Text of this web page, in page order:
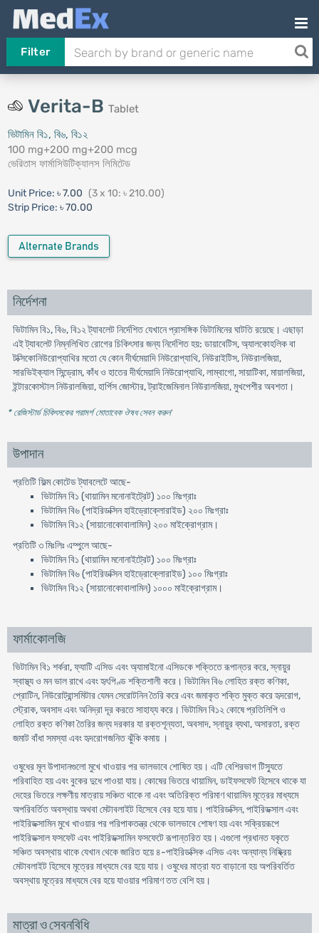
Filter
Verita-B Tablet
ভিটামিন বি১, বি৬, বি১২
100 mg+200 mg+200 mcg
ভেরিতাস ফার্মাসিউটিক্যালস লিমিটেড
Unit Price: ৳ 7.00 (3 x 10: ৳ 210.00)
Strip Price: ৳ 70.00
Alternate Brands
নির্দেশনা
ভিটামিন বি১, বি৬, বি১২ ট্যাবলেট নির্দেশিত যেখানে প্রাসঙ্গিক ভিটামিনের ঘাটতি রয়েছে। এছাড়া
এই ট্যাবলেট নিম্নলিখিত রোগের চিকিৎসার জন্য নির্দেশিত হয়: ডায়াবেটিস, অ্যালকোহলিক বা
টক্সিকোনিউরোপ্যাথির মতো যে কোন দীর্ঘমেয়াদি নিউরোপ্যাথি, নিউরাইটিস, নিউরালজিয়া,
সারভিইক্যাল সিন্ড্রোম, কাঁধ ও হাতের দীর্ঘমেয়াদি নিউরোপ্যাথি, লাম্বাগো, সায়াটিকা, মায়ালজিয়া,
ইন্টারকোস্টাল নিউরালজিয়া, হার্পিস জোস্টার, ট্রাইজেমিনাল নিউরালজিয়া, মুখপেশীর অবশতা।
* রেজিস্টার্ড চিকিৎসকের পরামর্শ মোতাবেক ঔষধ সেবন করুন'
উপাদান
প্রতিটি ফিল্ম কোটেড ট্যাবলেটে আছে-
ভিটামিন বি১ (থায়ামিন মনোনাইট্রেট) ১০০ মিঃগ্রাঃ
ভিটামিন বি৬ (পাইরিডক্সিন হাইড্রোক্লোরাইড) ২০০ মিঃগ্রাঃ
ভিটামিন বি১২ (সায়ানোকোবালামিন) ২০০ মাইক্রোগ্রাম।
প্রতিটি ৩ মিঃলিঃ এম্পুলে আছে-
ভিটামিন বি১ (থায়ামিন মনোনাইট্রেট) ১০০ মিঃগ্রাঃ
ভিটামিন বি৬ (পাইরিডক্সিন হাইড্রোক্লোরাইড) ১০০ মিঃগ্রাঃ
ভিটামিন বি১২ (সায়ানোকোবালামিন) ১০০০ মাইক্রোগ্রাম।
ফার্মাকোলজি
ভিটামিন বি১ শর্করা, ফ্যাটি এসিড এবং অ্যামাইনো এসিডকে শক্তিতে রূপান্তর করে, স্নায়ুর
স্বাস্থ্য ও মন ভাল রাখে এবং হৃৎপিণ্ড শক্তিশালী করে। ভিটামিন বি৬ লোহিত রক্ত কণিকা,
প্রোটিন, নিউরোট্রান্সমিটার যেমন সেরোটনিন তৈরি করে এবং জমাকৃত শক্তি মুক্ত করে হৃদরোগ,
স্ট্রোক, অবসাদ এবং অনিদ্রা দূর করতে সাহায্য করে। ভিটামিন বি১২ কোষে প্রতিলিপি ও
লোহিত রক্ত কণিকা তৈরির জন্য দরকার যা রক্তশূন্যতা, অবসাদ, স্নায়ুর ব্যথা, অসারতা, রক্ত
জমাট বাঁধা সমস্যা এবং হৃদরোগজনিত ঝুঁকি কমায় ।
ওষুধের মূল উপাদানগুলো মুখে খাওয়ার পর ভালভাবে শোষিত হয়। এটি বেশিরভাগ টিস্যুতে
পরিবাহিত হয় এবং বুকের দুধে পাওয়া যায়। কোষের ভিতরে থায়ামিন, ডাইফসফেট হিসেবে থাকে যা
দেহের ভিতরে লক্ষণীয় মাত্রায় সঞ্চিত থাকে না এবং অতিরিক্ত পরিমাণ থায়ামিন মূত্রের মাধ্যমে
অপরিবর্তিত অবস্থায় অথবা মেটাবলাইট হিসেবে বের হয়ে যায়। পাইরিডক্সিন, পাইরিডক্সাল এবং
পাইরিডক্সামিন মুখে খাওয়ার পর পরিপাকতন্ত্র থেকে ভালভাবে শোষণ হয় এবং সক্রিয়রূপে
পাইরিডক্সাল ফসফেট এবং পাইরিডক্সামিন ফসফেটে রূপান্তরিত হয়। এগুলো প্রধানত যকৃতে
সঞ্চিত অবস্থায় থাকে যেখান থেকে জারিত হয়ে ৪-পাইরিডক্সিক এসিড এবং অন্যান্য নিষ্ক্রিয়
মেটাবলাইট হিসেবে মূত্রের মাধ্যমে বের হয়ে যায়। ওষুধের মাত্রা যত বাড়ানো হয় অপরিবর্তিত
অবস্থায় মূত্রের মাধ্যমে বের হয়ে যাওয়ার পরিমাণ তত বেশি হয়।
মাত্রা ও সেবনবিধি